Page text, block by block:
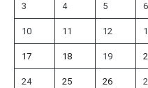
3 4 5 6
10 11 12
17 18 19
24 25 26